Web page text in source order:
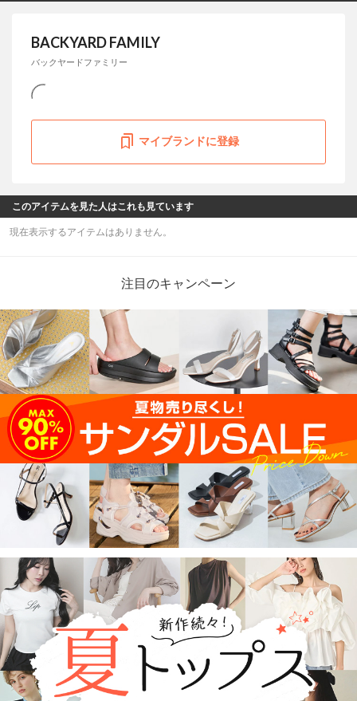
BACKYARD FAMILY
バックヤードファミリー
マイブランドに登録
このアイテムを見た人はこれも見ています
現在表示するアイテムはありません。
注目のキャンペーン